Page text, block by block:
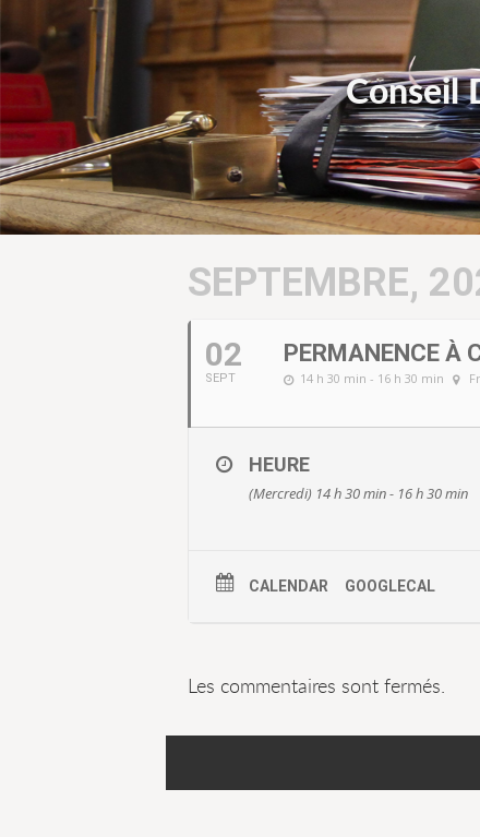
Conseil
SEPTEMBRE,
02
SEPT
PERMANENCE À
14 h 30 min - 16 h 30 min
HEURE
(Mercredi) 14 h 30 min - 16 h 30 min
CALENDAR GOOGLECAL
Les commentaires sont fermés.